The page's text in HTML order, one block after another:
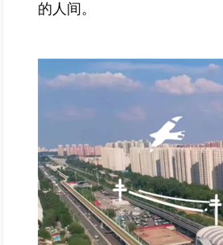
的人间。